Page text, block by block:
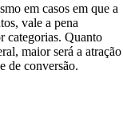
em casos em que a
vale a pena
categorias. Quanto
maior será a atração
de conversão.